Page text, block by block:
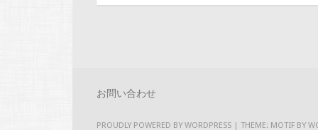
お問い合わせ
PROUDLY POWERED BY WORDPRESS | THEME: MOTIF BY